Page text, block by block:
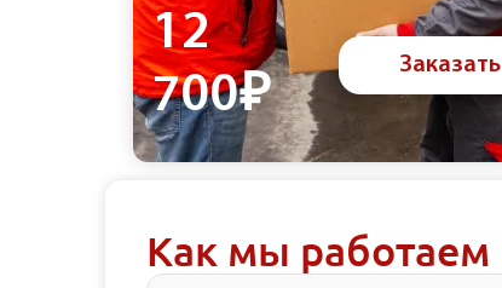
12
700₽
Заказать
Как мы работаем